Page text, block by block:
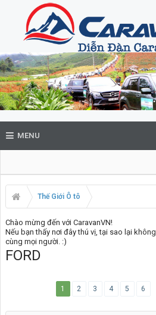
MENU
Thế Giới Ô tô
Chào mừng đến với CaravanVN!
Nếu bạn thấy nơi đây thú vị, tại sao lại không
cùng mọi người. :)
FORD
1 2 3 4 5 6